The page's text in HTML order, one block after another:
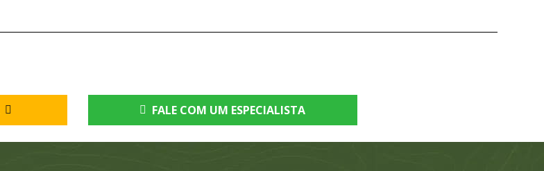
FALE COM UM ESPECIALISTA